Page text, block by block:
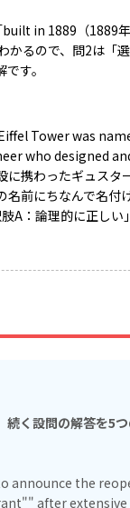
in 1889（1889
かるので、問2は「
す。
Tower was
who designed
に携わったギュスタ
名前にちなんで名付
A：論理的に正しい
続く設問の解答を5
announce the
after